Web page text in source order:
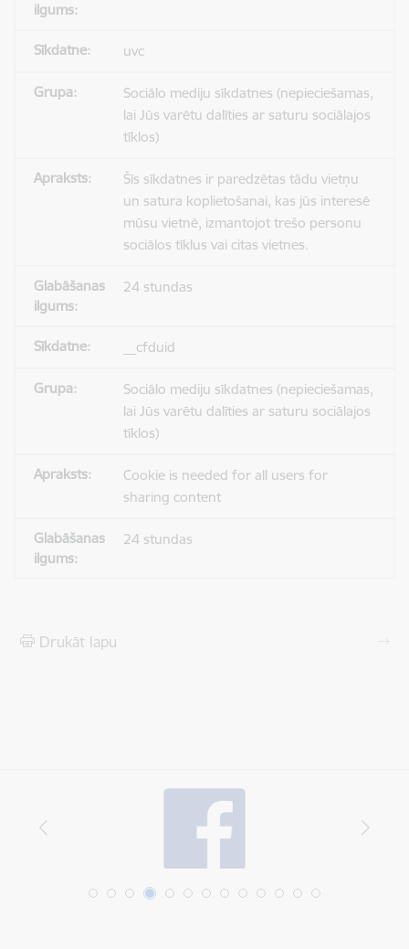
uvc
Sociālo mediju sīkdatnes (nepieciešamas,
lai Jūs varētu dalīties ar saturu sociālajos
tīklos)
Šīs sīkdatnes ir paredzētas tādu vietņu
un satura koplietošanai, kas jūs interesē
mūsu vietnē, izmantojot trešo personu
sociālos tīklus vai citas vietnes.
24 stundas
__cfduid
Sociālo mediju sīkdatnes (nepieciešamas,
lai Jūs varētu dalīties ar saturu sociālajos
tīklos)
Cookie is needed for all users for
sharing content
24 stundas
Drukāt lapu